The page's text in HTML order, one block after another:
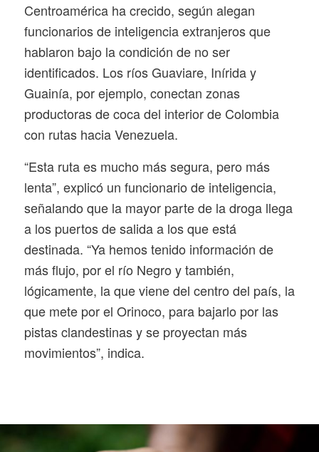
Centroamérica ha crecido, según alegan
funcionarios de inteligencia extranjeros que
hablaron bajo la condición de no ser
identificados. Los ríos Guaviare, Inírida y
Guainía, por ejemplo, conectan zonas
productoras de coca del interior de Colombia
con rutas hacia Venezuela.
“Esta ruta es mucho más segura, pero más
lenta”, explicó un funcionario de inteligencia,
señalando que la mayor parte de la droga llega
a los puertos de salida a los que está
destinada. “Ya hemos tenido información de
más flujo, por el río Negro y también,
lógicamente, la que viene del centro del país, la
que mete por el Orinoco, para bajarlo por las
pistas clandestinas y se proyectan más
movimientos”, indica.